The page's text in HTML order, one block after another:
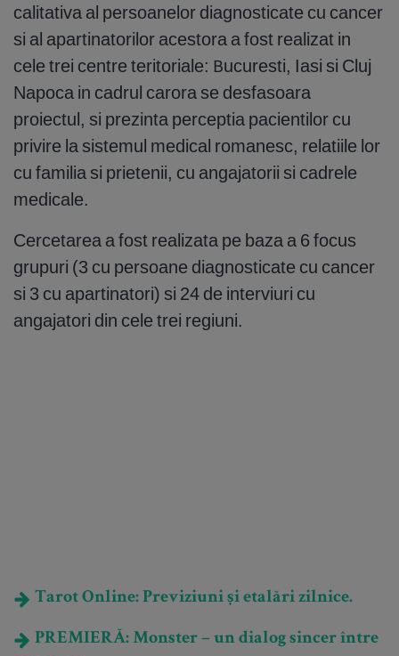
calitativa al persoanelor diagnosticate cu cancer
si al apartinatorilor acestora a fost realizat in
cele trei centre teritoriale: Bucuresti, Iasi si Cluj
Napoca in cadrul carora se desfasoara
proiectul, si prezinta perceptia pacientilor cu
privire la sistemul medical romanesc, relatiile lor
cu familia si prietenii, cu angajatorii si cadrele
medicale.
Cercetarea a fost realizata pe baza a 6 focus
grupuri (3 cu persoane diagnosticate cu cancer
si 3 cu apartinatori) si 24 de interviuri cu
angajatori din cele trei regiuni.
Tarot Online: Previziuni și etalări zilnice.
PREMIERĂ: Monster – un dialog sincer între